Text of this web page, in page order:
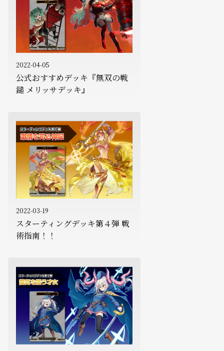
2022-04-05
公式おすすめデッキ『無双の戦
鎚 メリッサデッキ』
2022-03-19
スターティングデッキ第４弾 戦
術指南！！